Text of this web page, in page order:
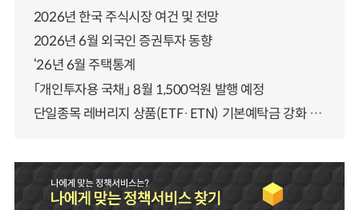
2026년 한국 주식시장 여건 및 전망
2026년 6월 외국인 증권투자 동향
‘26년 6월 주택통계
「개인투자용 국채」 8월 1,500억원 발행 예정
단일종목 레버리지 상품(ETF·ETN) 기본예탁금 강화 조기시행 방안 안내